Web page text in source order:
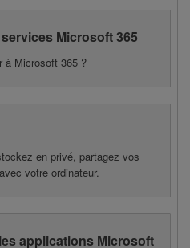
Microsoft 365
à Microsoft 365 ?
en privé, partagez vos
votre ordinateur.
applications Microsoft